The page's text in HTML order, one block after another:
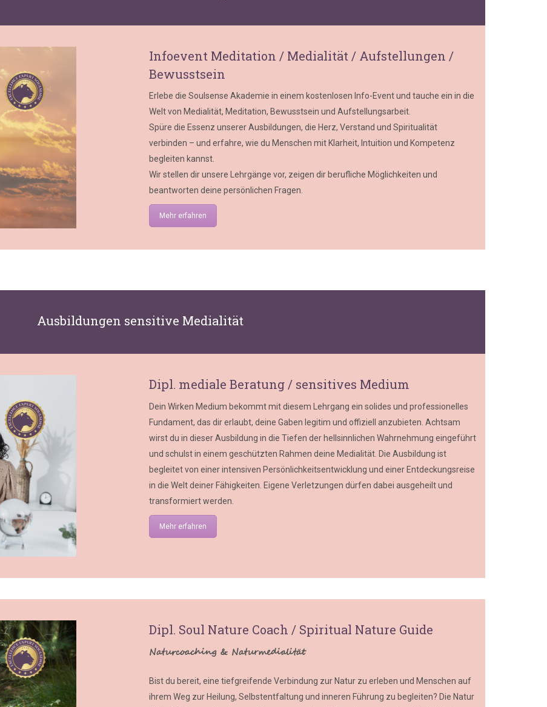
Infoevent Meditation / Medialität / Aufstellungen /
Bewusstsein
Erlebe die Soulsense Akademie in einem kostenlosen Info-Event und tauche ein in die
Welt von Medialität, Meditation, Bewusstsein und Aufstellungsarbeit.
Spüre die Essenz unserer Ausbildungen, die Herz, Verstand und Spiritualität
verbinden – und erfahre, wie du Menschen mit Klarheit, Intuition und Kompetenz
begleiten kannst.
Wir stellen dir unsere Lehrgänge vor, zeigen dir berufliche Möglichkeiten und
beantworten deine persönlichen Fragen.
Mehr erfahren
Ausbildungen sensitive Medialität
Dipl. mediale Beratung / sensitives Medium
Dein Wirken Medium bekommt mit diesem Lehrgang ein solides und professionelles
Fundament, das dir erlaubt, deine Gaben legitim und offiziell anzubieten. Achtsam
wirst du in dieser Ausbildung in die Tiefen der hellsinnlichen Wahrnehmung eingeführt
und schulst in einem geschützten Rahmen deine Medialität. Die Ausbildung ist
begleitet von einer intensiven Persönlichkeitsentwicklung und einer Entdeckungsreise
in die Welt deiner Fähigkeiten. Eigene Verletzungen dürfen dabei ausgeheilt und
transformiert werden.
Mehr erfahren
Dipl. Soul Nature Coach / Spiritual Nature Guide
Naturcoaching & Naturmedialität
Bist du bereit, eine tiefgreifende Verbindung zur Natur zu erleben und Menschen auf
ihrem Weg zur Heilung, Selbstentfaltung und inneren Führung zu begleiten? Die Natur